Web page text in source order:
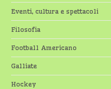
Eventi, cultura e spettacoli
Filosofia
Football Americano
Galliate
Hockey